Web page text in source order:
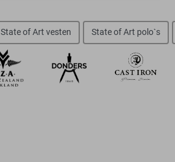
State of Art vesten State of Art polo`s